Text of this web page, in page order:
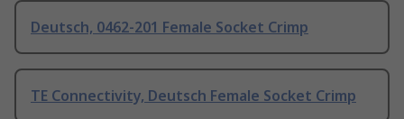
Deutsch, 0462-201 Female Socket Crimp
TE Connectivity, Deutsch Female Socket Crimp